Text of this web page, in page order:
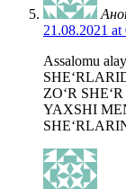
21.08.2021 at
Assalomu
ZO‘R
YAXSHI